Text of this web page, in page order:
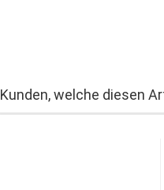
Kunden, welche diesen